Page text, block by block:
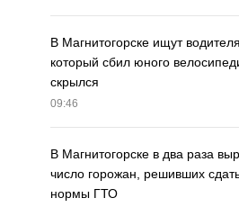
В Магнитогорске ищут
который сбил юного
скрылся
09:46
В Магнитогорске в два раза
число горожан, решивших
нормы ГТО